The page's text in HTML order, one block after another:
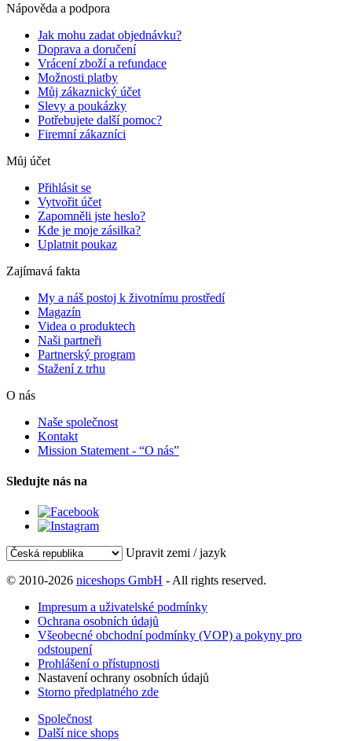
Nápověda a podpora
Jak mohu zadat objednávku?
Doprava a doručení
Vrácení zboží a refundace
Možnosti platby
Můj zákaznický účet
Slevy a poukázky
Potřebujete další pomoc?
Firemní zákazníci
Můj účet
Přihlásit se
Vytvořit účet
Zapomněli jste heslo?
Kde je moje zásilka?
Uplatnit poukaz
Zajímavá fakta
My a náš postoj k životnímu prostředí
Magazín
Videa o produktech
Naši partneři
Partnerský program
Stažení z trhu
O nás
Naše společnost
Kontakt
Mission Statement - “O nás”
Sledujte nás na
Upravit zemi / jazyk
© 2010-2026 niceshops GmbH - All rights reserved.
Impresum a uživatelské podmínky
Ochrana osobních údajů
Všeobecné obchodní podmínky (VOP) a pokyny pro
odstoupení
Prohlášení o přístupnosti
Nastavení ochrany osobních údajů
Storno předplatného zde
Společnost
Další nice shops